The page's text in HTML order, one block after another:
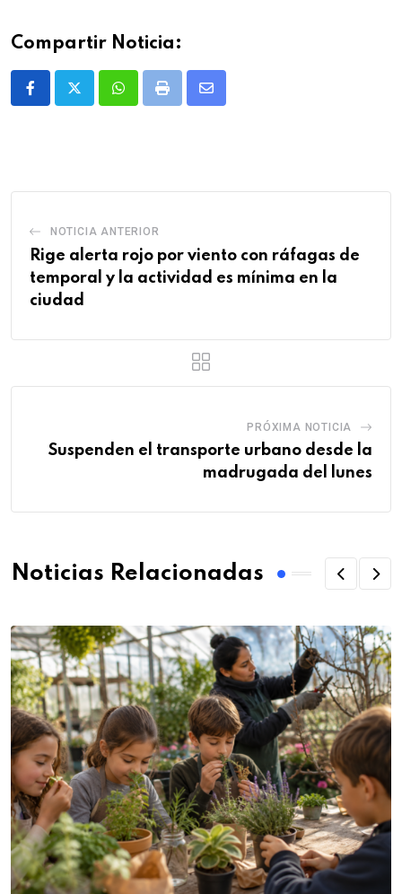
Compartir Noticia:
WhatsappPrint
Share
NOTICIA ANTERIOR
Rige alerta rojo por viento con ráfagas de
temporal y la actividad es mínima en la
ciudad
PRÓXIMA NOTICIA
Suspenden el transporte urbano desde la
madrugada del lunes
Noticias Relacionadas